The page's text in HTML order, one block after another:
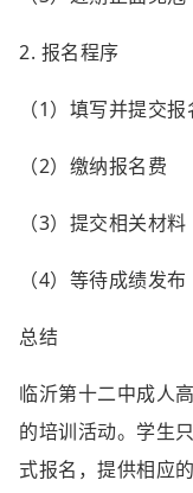
2. 报名程序
（1）填写并提交
（2）缴纳报名费
（3）提交相关材料
（4）等待成绩发布
总结
临沂第十二中成人
的培训活动。学生
式报名，提供相应